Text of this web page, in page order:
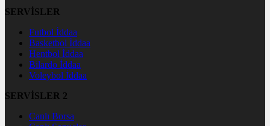
SERVİSLER
Futbol İddaa
Basketbol İddaa
Hentbol İddaa
Bilardo İddaa
Voleybol İddaa
SERVİSLER 2
Canlı Borsa